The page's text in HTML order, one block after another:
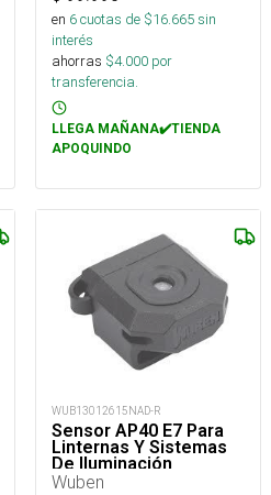
en 6cuotas de $16.665sin
interés
ahorras $4.000 por
transferencia.
LLEGA MAÑANA✔️TIENDA
APOQUINDO
WUB13012615NAD-R
Sensor AP40 E7 Para
Linternas Y Sistemas
De Iluminación
Wuben